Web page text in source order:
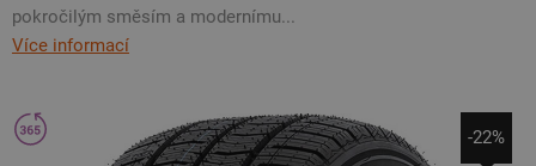
pokročilým směsím a modernímu...
Více informací
-22%